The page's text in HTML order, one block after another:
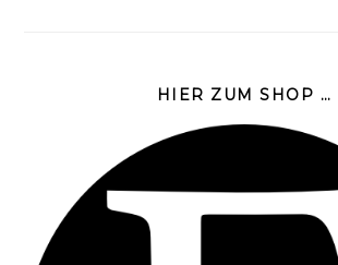
HIER ZUM SHOP …